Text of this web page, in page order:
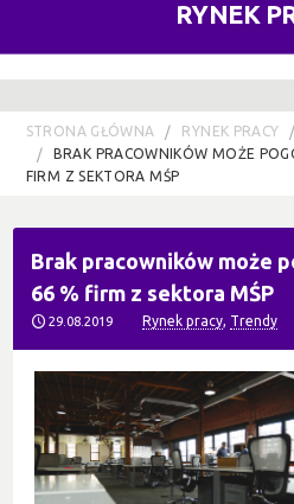
RYNEK
STRONA GŁÓWNA RYNEK PRACY
BRAK PRACOWNIKÓW MOŻE
FIRM Z SEKTORA MŚP
Brak pracowników może
66 % firm z sektora MŚP
29.08.2019 Rynek pracy, Trendy